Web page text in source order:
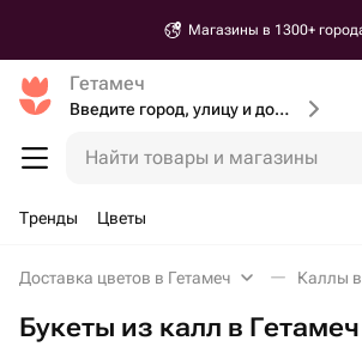
Магазины в 1300+
Гетамеч
Введите город, улицу и дом доставки
Найти товары и магазины
Тренды Цветы
Доставка цветов в Гетамеч Каллы
Букеты из калл в Гетамеч